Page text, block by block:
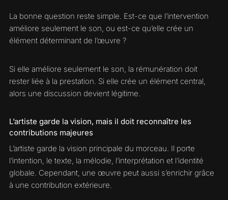
La bonne question reste simple. Est-ce que l’intervention
améliore seulement le son, ou est-ce qu’elle crée un
élément déterminant de l’œuvre ?
Si elle améliore seulement le son, la rémunération doit
rester liée à la prestation. Si elle crée un élément central,
alors une discussion devient légitime.
L’artiste garde la vision, mais il doit reconnaître les
contributions majeures
L’artiste garde la vision principale du morceau. Il porte
l’intention, le texte, la mélodie, l’interprétation et l’identité
globale. Cependant, une œuvre peut aussi s’enrichir grâce
à une contribution extérieure.